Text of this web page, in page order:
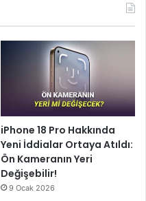
iPhone 18 Pro Hakkında
Yeni İddialar Ortaya Atıldı:
Ön Kameranın Yeri
Değişebilir!
9 Ocak 2026